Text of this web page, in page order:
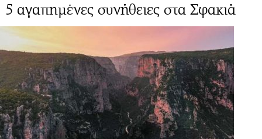
5 αγαπημένες συνήθειες στα Σφακιά